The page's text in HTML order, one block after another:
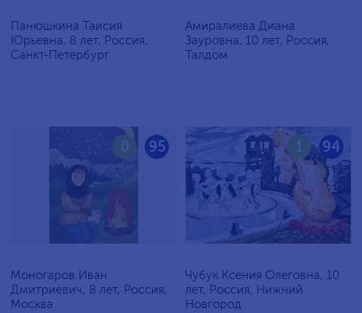
Панюшкина Таисия
Юрьевна, 8 лет, Россия,
Санкт-Петербург
Амиралиева Диана
Зауровна, 10 лет, Россия,
Талдом
95
0
Моногаров Иван
Дмитриевич, 8 лет, Россия,
Москва
94
1
Чубук Ксения Олеговна, 10
лет, Россия, Нижний
Новгород